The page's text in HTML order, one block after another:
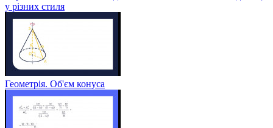
у різних стиля
Геометрія. Об'єм конуса